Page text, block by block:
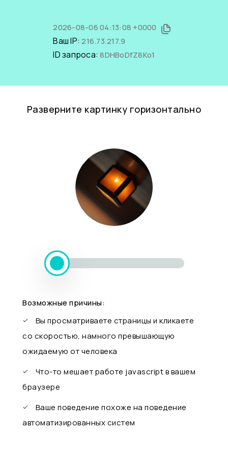
2026-08-06 04:13:08 +0000
Ваш IP:216.73.217.9
ID запроса:8DHBoDfZ8Ko1
Разверните картинку горизонтально
Возможные причины:
Вы просматриваете страницы и кликаете
со скоростью, намного превышающую
ожидаемую от человека
Что-то мешает работе javascript в вашем
браузере
Ваше поведение похоже на поведение
автоматизированных систем